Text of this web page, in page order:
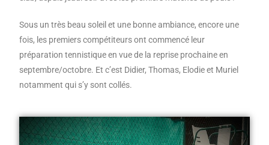
Sous un très beau soleil et une bonne ambiance, encore une
fois, les premiers compétiteurs ont commencé leur
préparation tennistique en vue de la reprise prochaine en
septembre/octobre. Et c’est Didier, Thomas, Elodie et Muriel
notamment qui s’y sont collés.